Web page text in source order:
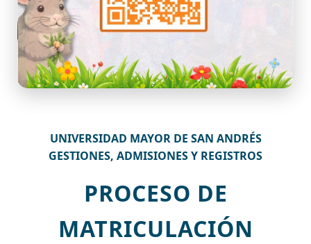
UNIVERSIDAD MAYOR DE SAN ANDRÉS
GESTIONES, ADMISIONES Y REGISTROS
PROCESO DE
MATRICULACIÓN